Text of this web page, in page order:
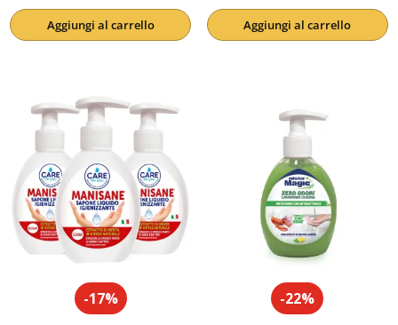
prezzo
originale
prezzo
attuale
Aggiungi al carrello
prezzo
originale
prezzo
attuale
Aggiungi al carrello
-17% -22%